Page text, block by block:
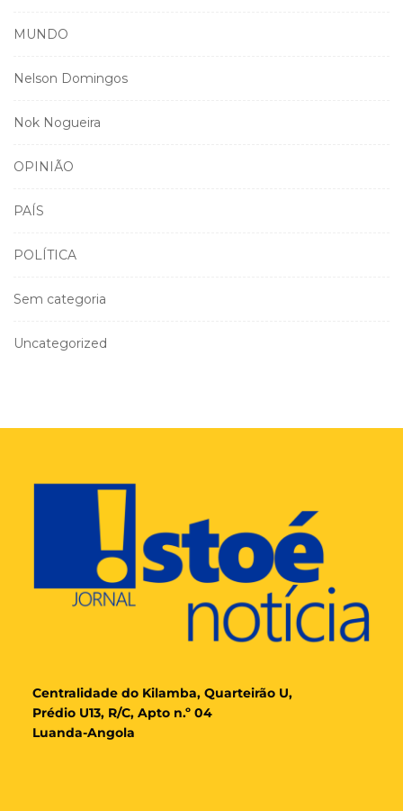
MUNDO
Nelson Domingos
Nok Nogueira
OPINIÃO
PAÍS
POLÍTICA
Sem categoria
Uncategorized
Centralidade do Kilamba, Quarteirão U,
Prédio U13, R/C, Apto n.º 04
Luanda-Angola